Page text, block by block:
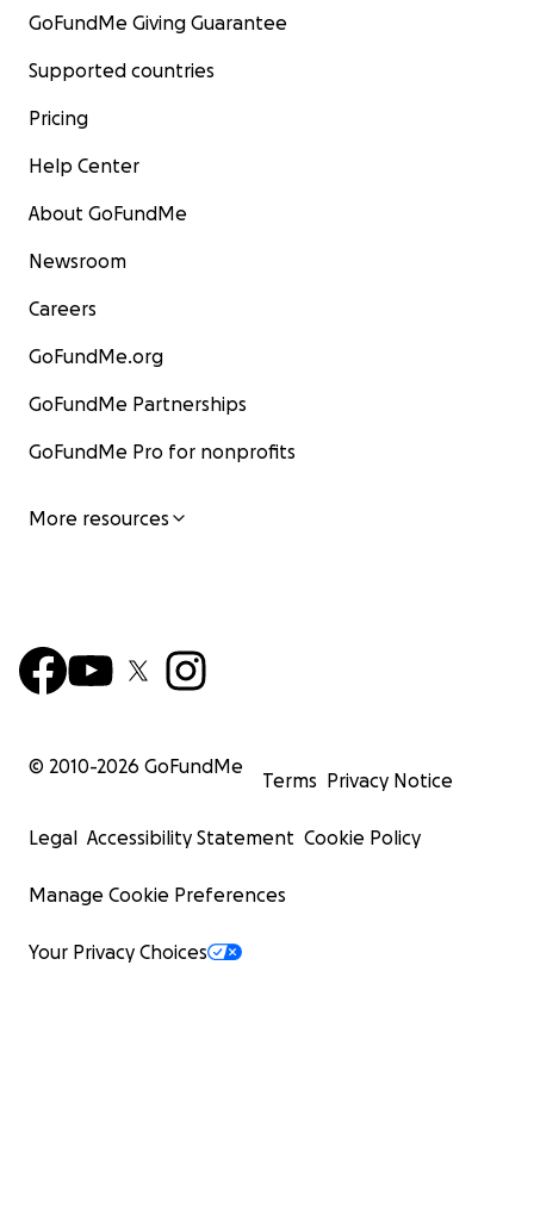
GoFundMe Giving Guarantee
Supported countries
Pricing
Help Center
About GoFundMe
Newsroom
Careers
GoFundMe.org
GoFundMe Partnerships
GoFundMe Pro for nonprofits
More resources
© 2010-2026 GoFundMe
Terms Privacy Notice
Legal Accessibility Statement Cookie Policy
Manage Cookie Preferences
Your Privacy Choices